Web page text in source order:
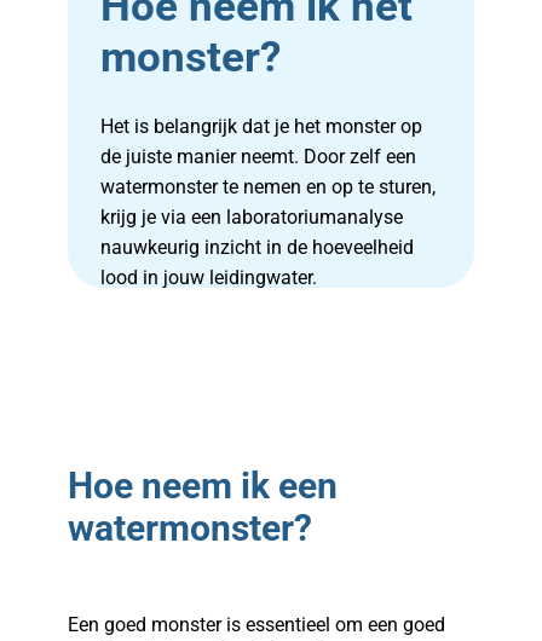
monster?
Het is belangrijk dat je het monster op
de juiste manier neemt. Door zelf een
watermonster te nemen en op te sturen,
krijg je via een laboratoriumanalyse
nauwkeurig inzicht in de hoeveelheid
lood in jouw leidingwater.
Hoe neem ik een
watermonster?
Een goed monster is essentieel om een goed